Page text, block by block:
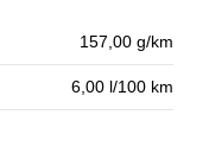
157,00 g/km
6,00 l/100 km